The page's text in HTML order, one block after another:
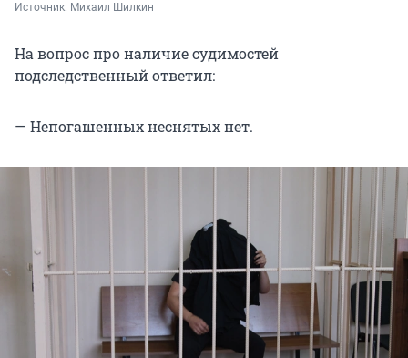
Источник: Михаил Шилкин
На вопрос про наличие судимостей
подследственный ответил:
— Непогашенных неснятых нет.